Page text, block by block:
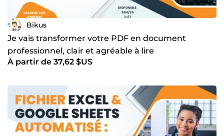
Bikus
Je vais transformer votre PDF en document
professionnel, clair et agréable à lire
À partir de 37,62 $US